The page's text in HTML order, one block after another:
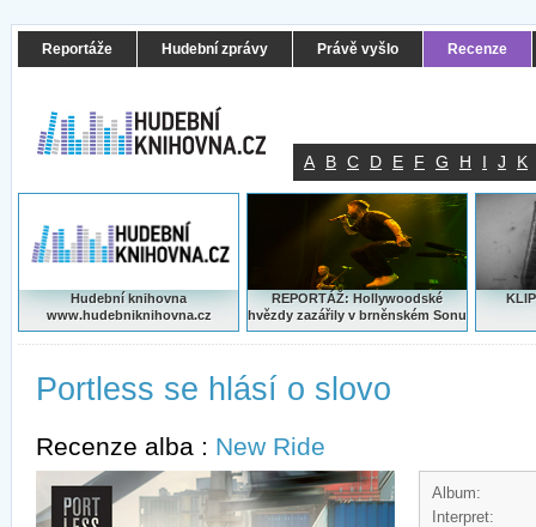
Reportáže Hudební zprávy Právě vyšlo Recenze
A B C D E F G H I J K
Hudební knihovna
www.hudebniknihovna.cz
REPORTÁŽ: Hollywoodské
hvězdy zazářily v brněnském Sonu
Portless se hlásí o slovo
Recenze alba : New Ride
Album:
Interpret: